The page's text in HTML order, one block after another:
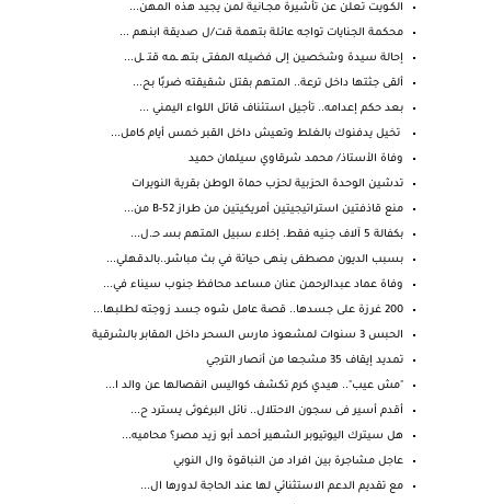
الكـويت تعلن عن تأشيرة مجــانية لمن يجيد هذه المهن...
محكمة الجنايات تواجه عائلة بتهمة قت/ل صديقة ابنهم ...
إحالة سيدة وشخصين إلى فضيله المفتى بتهـ ـمه قتـ ـل...
ألقى جثتها داخل ترعة.. المتهم بقتل شقيقته ضربًا بح...
بعد حكم إعدامه.. تأجيل استئناف قاتل اللواء اليمني ...
تخيل يدفنوك بالغلط وتعيش داخل القبر خمس أيام كامل...
وفاة الأستاذ/ محمد شرقاوي سيلمان حميد
تدشين الوحدة الحزبية لحزب حماة الوطن بقرية النويرات
منع قاذفتين استراتيجيتين أمريكيتين من طراز B-52 من...
بكفالة 5 آلاف جنيه فقط. إخلاء سبيل المتهم بسـ حـ.ل...
بسبب الديون مصطفى ينهى حياتة في بث مباشر..بالدقهلي...
وفاة عماد عبدالرحمن عنان مساعد محافظ جنوب سيناء في...
200 غرزة على جسدها.. قصة عامل شوه جسد زوجته لطلبها...
الحبس 3 سنوات لمشعوذ مارس السحر داخل المقابر بالشرقية
تمديد إيقاف 35 مشجعا من أنصار الترجي
"مش عيب".. هيدي كرم تكشف كواليس انفصالها عن والد ا...
أقدم أسير فى سجون الاحتلال.. نائل البرغوثى يسترد ح...
هل سيترك اليوتيوبر الشهير أحمد أبو زيد مصر؟ محاميه...
عاجل مشاجرة بين افراد من النباقوة وال النوبي
مع تقديم الدعم الاستثنائي لها عند الحاجة لدورها ال...